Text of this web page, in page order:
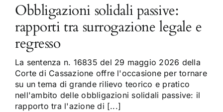
Obbligazioni solidali passive:
rapporti tra surrogazione legale e
regresso
La sentenza n. 16835 del 29 maggio 2026 della
Corte di Cassazione offre l'occasione per tornare
su un tema di grande rilievo teorico e pratico
nell'ambito delle obbligazioni solidali passive: il
rapporto tra l'azione di [...]